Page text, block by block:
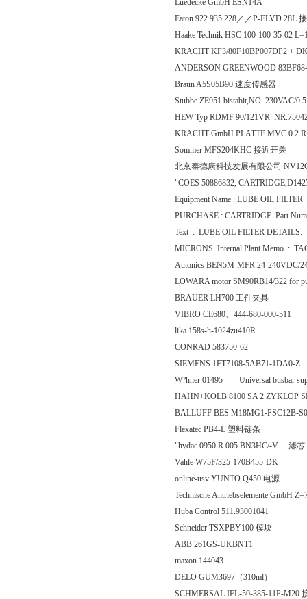
Luedecke GmbH ESN14A
Eaton 922.935.228／／P-ELVD 28L
Haake Technik HSC 100-100-35-02
KRACHT KF3/80F10BP007DP2 +
ANDERSON GREENWOOD
Braun A5S05B90 速度传感器
Stubbe ZE951 bistabit,NO 230VAC/
HEW Typ RDMF 90/121VR
KRACHT GmbH PLATTE MVC 0.2
Sommer MFS204KHC 接近开关
北京泰德康科技发展有限公司
"COES 50886832,
Equipment Name : LUBE OIL
PURCHASE : CARTRIDGE Part
Text : LUBE OIL FILTER
MICRONS Internal Plant Memo :
Autonics BEN5M-MFR 24-240VDC/
LOWARA motor SM90RB14/322 for
BRAUER LH700 工件夹具
VIBRO CE680、444-680-000-511
lika 158s-h-1024zu410R
CONRAD 583750-62
SIEMENS 1FT7108-5AB71-1DA0-Z
W?hner 01495 Universal busbar
HAHN+KOLB 8100 SA 2 ZYKLOP
BALLUFF BES M18MG1-PSC12B-
Flexatec PB4-L 塑料链条
"hydac 0950 R 005 BN3HC/-V 滤芯
Vahle W75F/325-170B455-DK
online-usv YUNTO Q450 电源
Technische Antriebselemente GmbH
Huba Control 511.93001041
Schneider TSXPBY100 模块
ABB 261GS-UKBNT1
maxon 144043
DELO GUM3697（310ml）
SCHMERSAL IFL-50-385-11P-M20